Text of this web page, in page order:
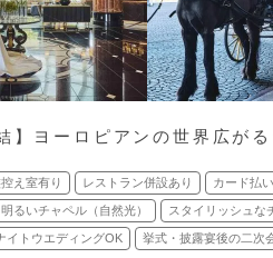
】ヨーロピアンの世界広が
え室有り レストラン併設あり カード払
明るいチャペル（自然光） スタイリッシュな
イトウエディングOK 挙式・披露宴後の二次